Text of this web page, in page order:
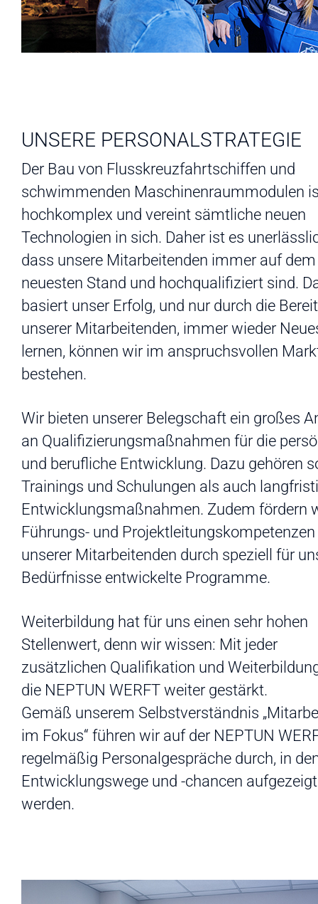
UNSERE PERSONALSTRATEGIE
Der Bau von Flusskreuzfahrtschiffen und
schwimmenden Maschinenraummodulen
hochkomplex und vereint sämtliche neuen
Technologien in sich. Daher ist es
dass unsere Mitarbeitenden immer auf dem
neuesten Stand und hochqualifiziert sind.
basiert unser Erfolg, und nur durch die
unserer Mitarbeitenden, immer wieder
lernen, können wir im anspruchsvollen
bestehen.
Wir bieten unserer Belegschaft ein großes
an Qualifizierungsmaßnahmen für die
und berufliche Entwicklung. Dazu gehören
Trainings und Schulungen als auch
Entwicklungsmaßnahmen. Zudem fördern
Führungs- und Projektleitungskompetenzen
unserer Mitarbeitenden durch speziell für
Bedürfnisse entwickelte Programme.
Weiterbildung hat für uns einen sehr hohen
Stellenwert, denn wir wissen: Mit jeder
zusätzlichen Qualifikation und
die NEPTUN WERFT weiter gestärkt.
Gemäß unserem Selbstverständnis
im Fokus“ führen wir auf der NEPTUN
regelmäßig Personalgespräche durch, in
Entwicklungswege und -chancen aufgezeigt
werden.